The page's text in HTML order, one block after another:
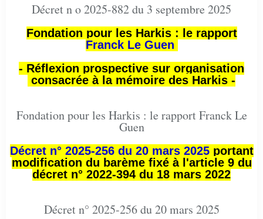
Décret n o 2025-882 du 3 septembre 2025
Fondation pour les Harkis : le rapport
Franck Le Guen
- Réflexion prospective sur organisation
consacrée à la mémoire des Harkis -
Fondation pour les Harkis : le rapport Franck Le
Guen
Décret n° 2025-256 du 20 mars 2025portant
modification du barème fixé à l'article 9 du
décret n° 2022-394 du 18 mars 2022
Décret n° 2025-256 du 20 mars 2025